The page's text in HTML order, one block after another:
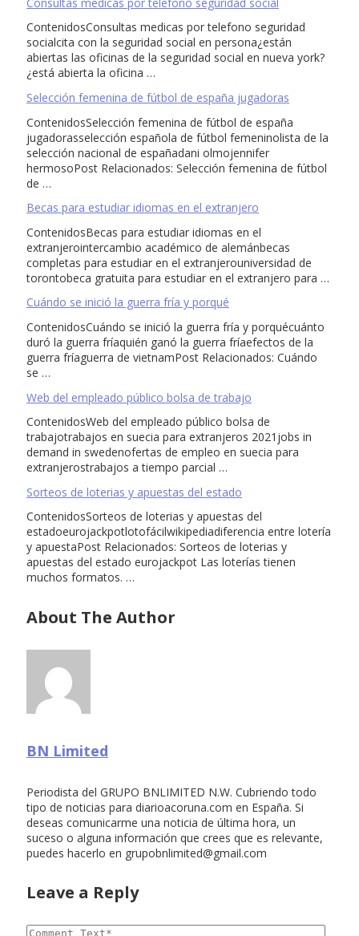
ContenidosConsultas medicas por telefono seguridad
socialcita con la seguridad social en persona¿están
abiertas las oficinas de la seguridad social en nueva york?
¿está abierta la oficina …
Selección femenina de fútbol de españa jugadoras
ContenidosSelección femenina de fútbol de españa
jugadorasselección española de fútbol femeninolista de la
selección nacional de españadani olmojennifer
hermosoPost Relacionados: Selección femenina de fútbol
de …
Becas para estudiar idiomas en el extranjero
ContenidosBecas para estudiar idiomas en el
extranjerointercambio académico de alemánbecas
completas para estudiar en el extranjerouniversidad de
torontobeca gratuita para estudiar en el extranjero para …
Cuándo se inició la guerra fría y porqué
ContenidosCuándo se inició la guerra fría y porquécuánto
duró la guerra fríaquién ganó la guerra fríaefectos de la
guerra fríaguerra de vietnamPost Relacionados: Cuándo
se …
Web del empleado público bolsa de trabajo
ContenidosWeb del empleado público bolsa de
trabajotrabajos en suecia para extranjeros 2021jobs in
demand in swedenofertas de empleo en suecia para
extranjerostrabajos a tiempo parcial …
Sorteos de loterias y apuestas del estado
ContenidosSorteos de loterias y apuestas del
estadoeurojackpotlotofácilwikipediadiferencia entre lotería
y apuestaPost Relacionados: Sorteos de loterias y
apuestas del estado eurojackpot Las loterías tienen
muchos formatos. …
About The Author
BN Limited
Periodista del GRUPO BNLIMITED N.W. Cubriendo todo
tipo de noticias para diarioacoruna.com en España. Si
deseas comunicarme una noticia de última hora, un
suceso o alguna información que crees que es relevante,
puedes hacerlo en grupobnlimited@gmail.com
Leave a Reply